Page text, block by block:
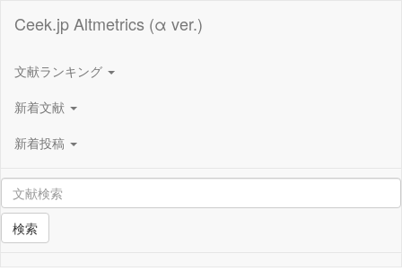
Ceek.jp Altmetrics (α ver.)
文献ランキング
新着文献
新着投稿
検索